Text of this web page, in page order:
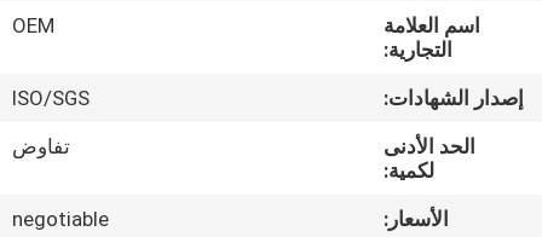
منتجات
معلومات
اسم العلامة
التجارية:
OEM
إصدار الشهادات:
ISO/SGS
الحد الأدنى
لكمية:
تفاوض
الأسعار:
negotiable